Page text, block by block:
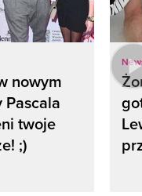
nowym
Pascala
twoje
;)